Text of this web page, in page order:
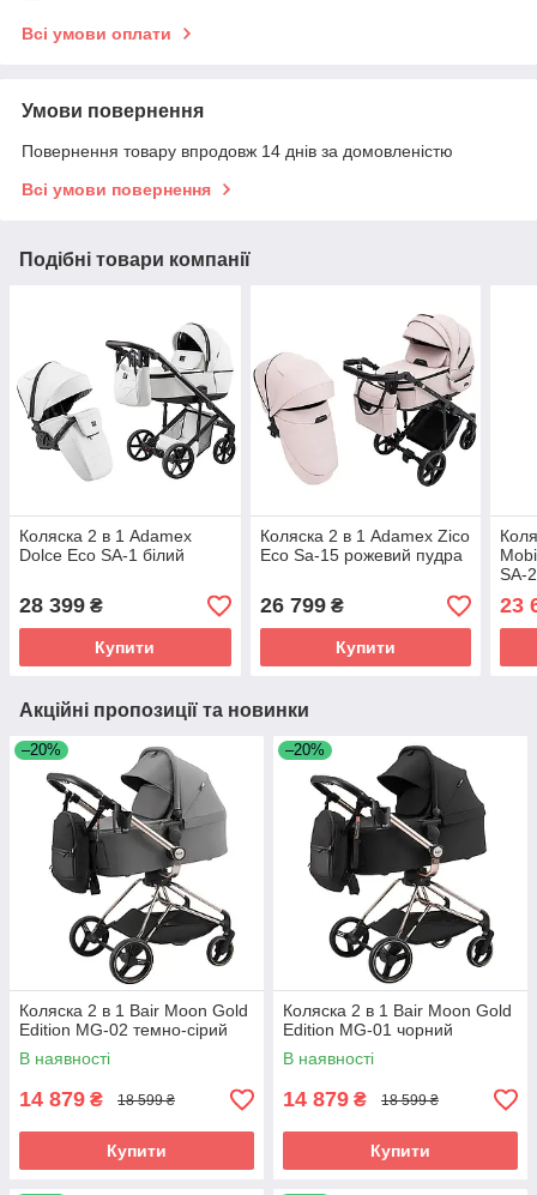
Всі умови оплати
Умови повернення
Повернення товару впродовж 14 днів за домовленістю
Всі умови повернення
Подібні товари компанії
Коляска 2 в 1 Adamex
Dolce Eco SA-1 білий
28 399 ₴
Купити
Коляска 2 в 1 Adamex Zico
Eco Sa-15 рожевий пудра
26 799₴
Купити
SA-
23
Акційні пропозиції та новинки
–20%
Коляска 2 в 1 Bair Moon Gold
Edition MG-02 темно-сірий
В наявності
14 879 ₴ 18 599 ₴
Купити
–20%
Коляска 2 в 1 Bair Moon Gold
Edition MG-01 чорний
В наявності
14 879 ₴ 18 599 ₴
Купити